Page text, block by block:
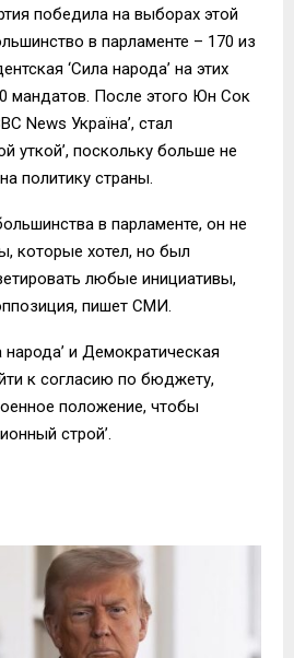
победила на выборах этой
в парламенте – 170 из
‘Сила народа’ на этих
мандатов. После этого Юн Сок
News Україна’, стал
уткой’, поскольку больше не
политику страны.
в парламенте, он не
которые хотел, но был
любые инициативы,
пишет СМИ.
народа’ и Демократическая
к согласию по бюджету,
положение, чтобы
строй’.